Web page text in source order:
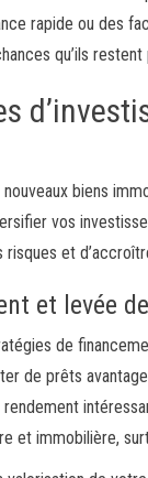
rapide ou des
qu’ils
biens
vos
risques et
et levée
de
de prêts
et immobilière,